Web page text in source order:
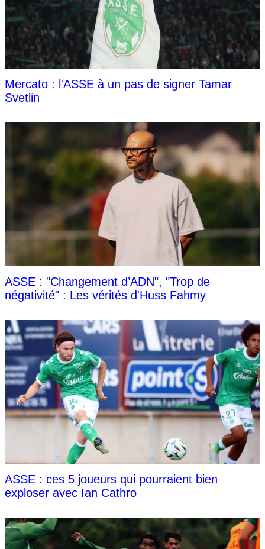
Mercato : l'ASSE à un pas de signer Tamar
Svetlin
ASSE : "Changement d’ADN", "Trop de
négativité" : Les vérités d'Huss Fahmy
ASSE : ces 5 joueurs qui pourraient bien
exploser avec Ian Cathro